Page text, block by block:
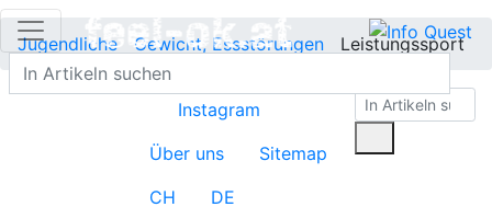
Jugendliche Gewicht, Essstörungen Leistungssport
Instagram
Über uns
Sitemap
CH
DE